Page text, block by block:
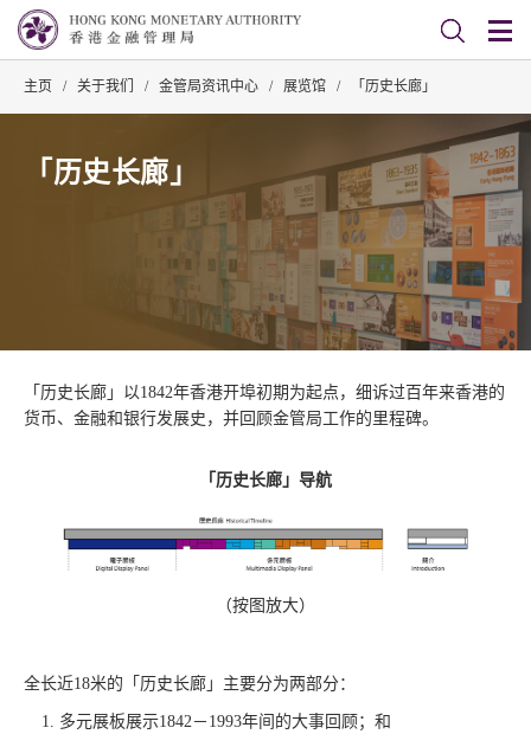
主页 / 关于我们 / 金管局资讯中心 / 展览馆 / 「历史长廊」
「历史长廊」
「历史长廊」以1842年香港开埠初期为起点，细诉过百年来香港的
货币、金融和银行发展史，并回顾金管局工作的里程碑。
「历史长廊」导航
（按图放大）
全长近18米的「历史长廊」主要分为两部分：
多元展板展示1842－1993年间的大事回顾；和